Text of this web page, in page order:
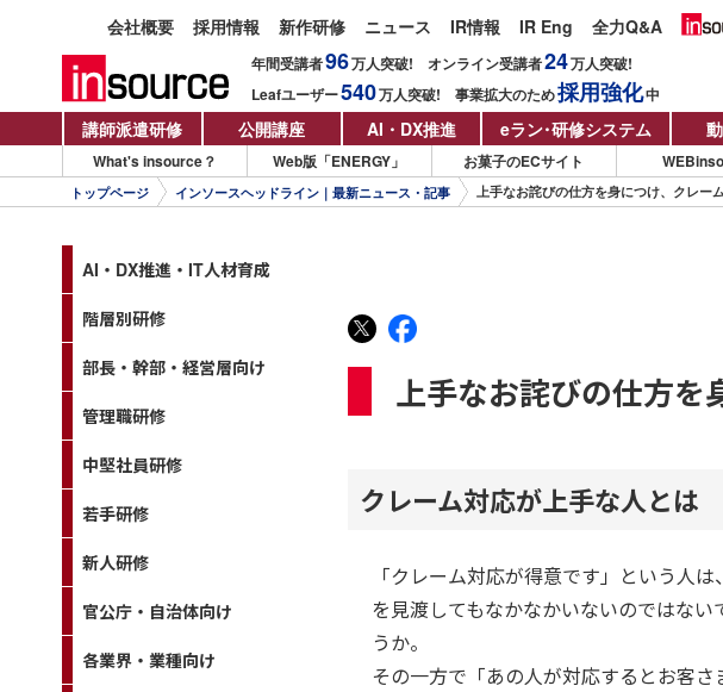
会社概要 採用情報 新作研修 ニュース IR情報 IR Eng 全力Q&A
年間受講者96万人突破! オンライン受講者24万人突破!
Leafユーザー540万人突破! 事業拡大のため採用強化中
講師派遣研修
公開講座 AI・DX推進 eラン・研修システム
What's insource？ Web版「ENERGY」 お菓子のECサイト
トップページ インソースヘッドライン｜最新ニュース・記事 上手なお詫びの仕方を身につけ、クレー
上手なお詫びの仕方を
クレーム対応が上手な人とは
「クレーム対応が得意です」という人は
を見渡してもなかなかいないのではない
うか。
その一方で「あの人が対応するとお客さ
AI・DX推進・IT人材育成
階層別研修
部長・幹部・経営層向け
管理職研修
中堅社員研修
若手研修
新人研修
官公庁・自治体向け
各業界・業種向け